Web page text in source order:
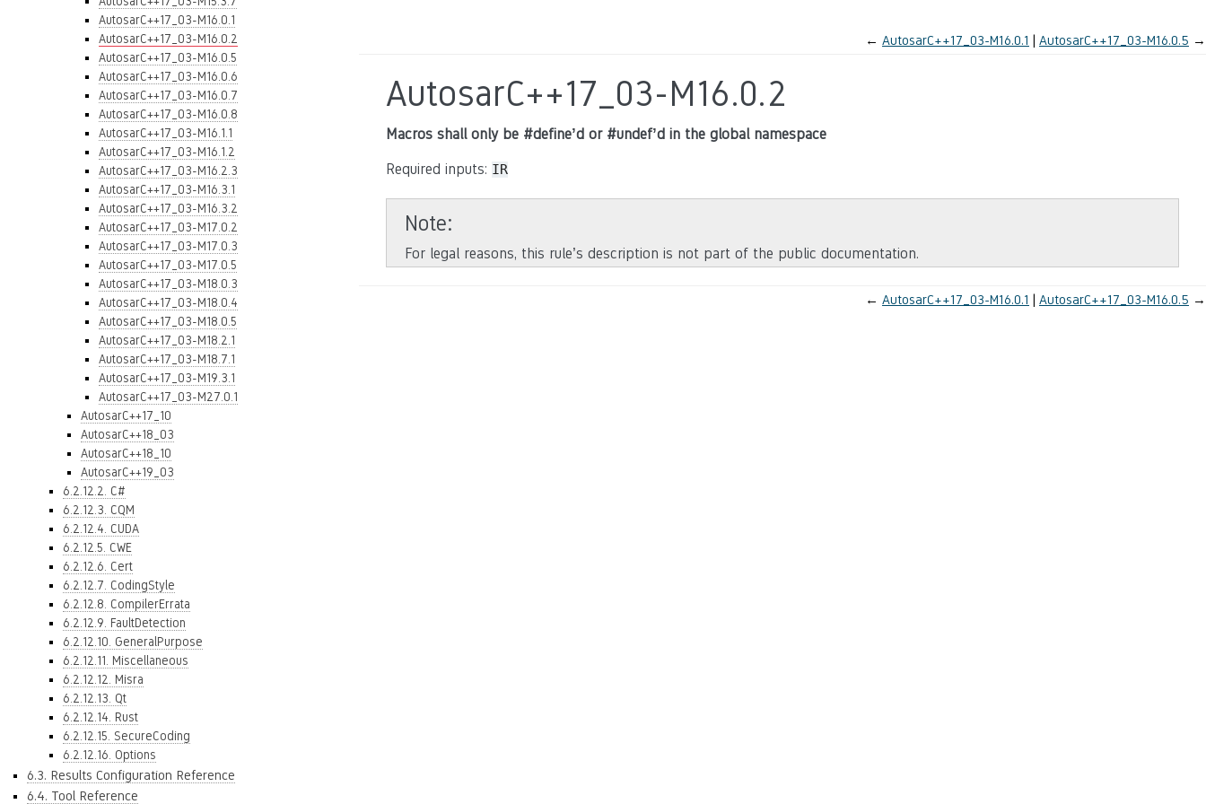
AutosarC++17_03-M16.0.1
AutosarC++17_03-M16.0.2
AutosarC++17_03-M16.0.5
AutosarC++17_03-M16.0.6
AutosarC++17_03-M16.0.7
AutosarC++17_03-M16.0.8
AutosarC++17_03-M16.1.1
AutosarC++17_03-M16.1.2
AutosarC++17_03-M16.2.3
AutosarC++17_03-M16.3.1
AutosarC++17_03-M16.3.2
AutosarC++17_03-M17.0.2
AutosarC++17_03-M17.0.3
AutosarC++17_03-M17.0.5
AutosarC++17_03-M18.0.3
AutosarC++17_03-M18.0.4
AutosarC++17_03-M18.0.5
AutosarC++17_03-M18.2.1
AutosarC++17_03-M18.7.1
AutosarC++17_03-M19.3.1
AutosarC++17_03-M27.0.1
AutosarC++17_10
AutosarC++18_03
AutosarC++18_10
AutosarC++19_03
6.2.12.2. C#
6.2.12.3. CQM
6.2.12.4. CUDA
6.2.12.5. CWE
6.2.12.6. Cert
6.2.12.7. CodingStyle
6.2.12.8. CompilerErrata
6.2.12.9. FaultDetection
6.2.12.10. GeneralPurpose
6.2.12.11. Miscellaneous
6.2.12.12. Misra
6.2.12.13. Qt
6.2.12.14. Rust
6.2.12.15. SecureCoding
6.2.12.16. Options
6.3. Results Configuration Reference
6.4. Tool Reference
← AutosarC++17_03-M16.0.1 AutosarC++17_03-M16.0.5 →
AutosarC++17_03-M16.0.2
Macros shall only be #define’d or #undef’d in the global namespace
Required inputs: IR
Note
For legal reasons, this rule’s description is not part of the public documentation.
← AutosarC++17_03-M16.0.1 AutosarC++17_03-M16.0.5 →